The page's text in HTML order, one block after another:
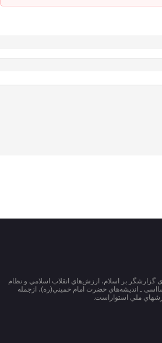
گزارشگر بر اسلام، ارزش‌هاي انقلاب اسلامي و نظام
ـ انديشه‌هاي حضرت امام خميني(ره)، ازجمله
ملي استواراست.